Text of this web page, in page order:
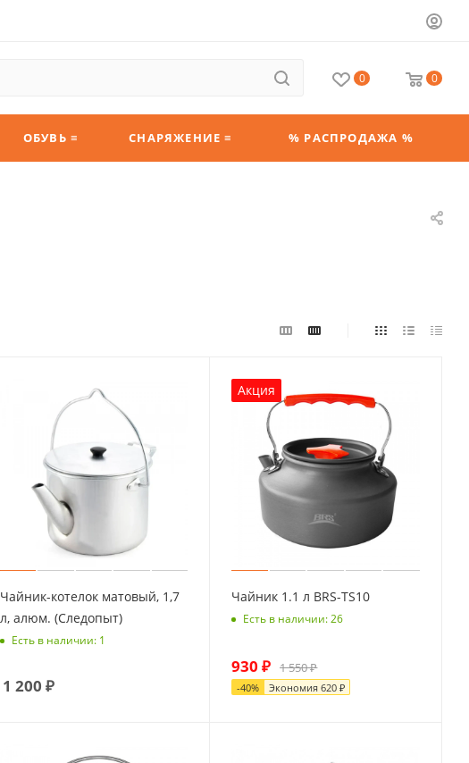
0 0
ОБУВЬ ≡ СНАРЯЖЕНИЕ ≡ % РАСПРОДАЖА %
Чайник-котелок матовый, 1,7
л, алюм. (Следопыт)
Есть в наличии: 1
1 200 ₽
Акция
Чайник 1.1 л BRS-TS10
Есть в наличии: 26
930 ₽ 1 550₽
-40% Экономия620 ₽